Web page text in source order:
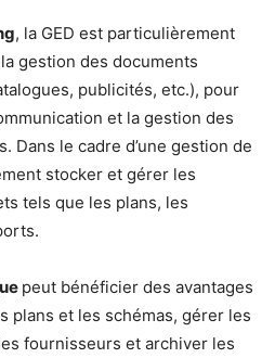
, la GED est particulièrement
gestion des documents
publicités, etc.), pour
et la gestion des
Dans le cadre d’une gestion de
stocker et gérer les
tels que les plans, les
peut bénéficier des avantages
plans et les schémas, gérer les
fournisseurs et archiver les